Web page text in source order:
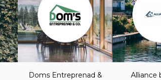
Doms Entreprenad &